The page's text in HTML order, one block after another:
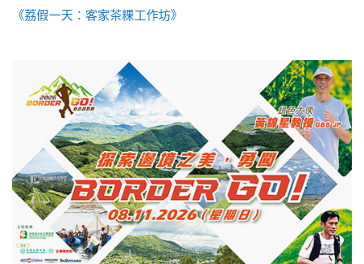
《荔假一天：客家茶粿工作坊》